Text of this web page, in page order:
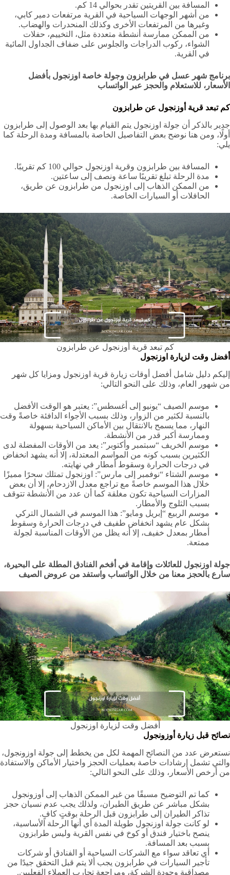
المسافة بين القريتين تقدر بحوالي 14 كم.
من أشهر الوجهات السياحية في القرية مرتفعات دمير كابي،
وغيرها من المرتفعات الأخرى وكذلك المنحدرات والهضاب.
من الممكن ممارسة أنشطة متعددة مثل، التخييم، حفلات
الشواء، ركوب الدراجات والجلوس على ضفاف الجداول المائية
في القرية.
برنامج شهر عسل في طرابزون وجولة خاصة اوزنجول بأفضل
الأسعار، للاستعلام والحجز عبر الواتساب
كم تبعد قرية أوزنجول عن طرابزون
جدير بالذكر أن جولة اوزنجول يتم القيام بها بعد الوصول إلى طرابزون
أولًا، ومن هنا نوضح بعض التفاصيل الخاصة بالمسافة ومدة الرحلة كما
يلي:
المسافة بين طرابزون وقرية اوزنجول حوالي 100 كم تقريبًا.
مدة الرحلة تبلغ تقريبًا ساعة ونصف إلى ساعتين.
من الممكن الذهاب إلى اوزنجول من طرابزون عن طريق،
الحافلات أو السيارات الخاصة.
كم تبعد قرية أوزنجول عن طرابزون
أفضل وقت لزيارة اوزنجول
إليكم دليل شامل أفضل أوقات زيارة قرية اوزنجول ومزايا كل شهر
من شهور العام، وذلك على النحو التالي:
موسم الصيف “يونيو إلى أغسطس”: يعتبر هو الوقت الأفضل
بالنسبة لكثير من الزوار، وذلك بسبب الأجواء الدافئة خاصةً وقت
النهار، مما يسمح بالانتقال بين الأماكن السياحية بسهولة
وممارسة أكبر قدر من الأنشطة.
موسم الخريف “سبتمبر وأكتوبر”: يعد من الأوقات المفضلة لدى
الكثيرين بسبب كونه من المواسم المعتدلة، إلا أنه يشهد انخفاض
في درجات الحرارة وسقوط أمطار في نهايته.
موسم الشتاء “نوفمبر إلى مارس”: اوزنجول تمتلك سحرًا مميزًا
خلال هذا الموسم خاصةً مع تراجع معدل الازدحام، إلا أن بعض
المزارات السياحية تكون مغلقة كما أن عدد من الأنشطة تتوقف
بسبب الثلوج والأمطار.
موسم الربيع “إبريل ومايو”: هذا الموسم في الشمال التركي
بشكل عام يشهد انخفاض طفيف في درجات الحرارة وسقوط
أمطار بمعدل خفيف، إلا أنه يظل من الأوقات المناسبة لجولة
ممتعة.
جولة اوزنجول للعائلات وإقامة في أفخم الفنادق المطلة على البحيرة،
سارع بالحجز معنا من خلال الواتساب واستفد من عروض الصيف
أفضل وقت لزيارة اوزنجول
نصائح قبل زيارة أوزونجول
نستعرض عدد من النصائح المهمة لكل من يخطط إلى جولة اوزونجول،
والتي تشمل إرشادات خاصة بعمليات الحجز واختيار الأماكن والاستفادة
من أرخص الأسعار، وذلك على النحو التالي:
كما تم التوضيح مسبقًا من غير الممكن الذهاب إلى أوزونجول
بشكل مباشر عن طريق الطيران، ولذلك يجب عدم نسيان حجز
تذاكر الطيران إلى طرابزون قبل الرحلة بوقتٍ كافٍ.
لو كانت جولة اوزنجول طويلة المدة أي أنها الرحلة الأساسية،
ينصح باختيار فندق أو كوخ في نفس القرية وليس طرابزون
بسبب بعد المسافة.
أي تعاقد سواء مع الشركات السياحية أو الفنادق أو شركات
تأجير السيارات في طرابزون يجب ألا يتم قبل التحقق جيدًا من
مصداقية وجودة الشركة، ومراجعة تجارب العملاء الفعليين.